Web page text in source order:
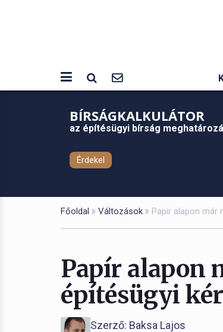
BÍRSÁGKALKULÁTOR
az építésügyi bírság
Érdekel
Főoldal Változások Papír alapon már
Papír alapon
építésügyi
Szerző: Baksa Lajos